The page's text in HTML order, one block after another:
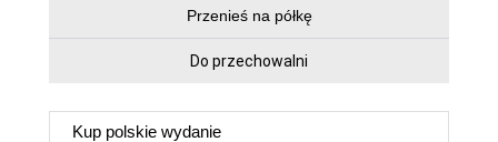
Przenieś na półkę
Do przechowalni
Kup polskie wydanie